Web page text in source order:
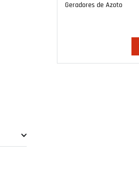
Geradores de Azoto